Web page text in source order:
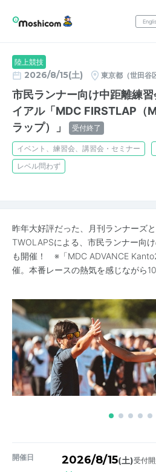
陸上競技
2026/8/15(土) 東京都（世田谷
市民ランナー向け中距離練
イアル「MDC FIRSTLAP（
ラップ）」
受付終了
イベント、練習会、講習会・セミナー
レベル問わず
昨年大好評だった、月刊ランナーズ
TWOLAPSによる、市民ランナー向
も開催！ ※「MDC ADVANCE
催。本番レースの熱気を感じながら
開催日 2026/8/15(土)受付